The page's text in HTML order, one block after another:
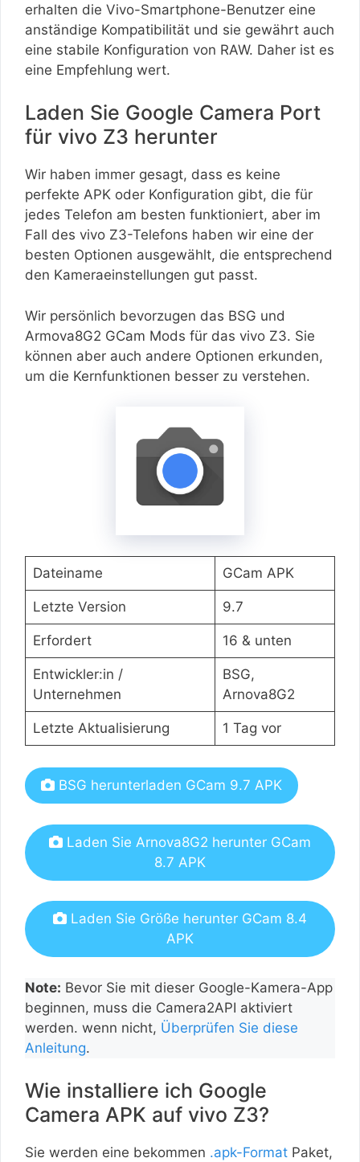
erhalten die Vivo-Smartphone-Benutzer eine
anständige Kompatibilität und sie gewährt auch
eine stabile Konfiguration von RAW. Daher ist es
eine Empfehlung wert.
Laden Sie Google Camera Port
für vivo Z3 herunter
Wir haben immer gesagt, dass es keine
perfekte APK oder Konfiguration gibt, die für
jedes Telefon am besten funktioniert, aber im
Fall des vivo Z3-Telefons haben wir eine der
besten Optionen ausgewählt, die entsprechend
den Kameraeinstellungen gut passt.
Wir persönlich bevorzugen das BSG und
Armova8G2 GCam Mods für das vivo Z3. Sie
können aber auch andere Optionen erkunden,
um die Kernfunktionen besser zu verstehen.
Dateiname GCam APK
Letzte Version 9.7
Erfordert 16 & unten
Entwickler:in /
Unternehmen
BSG,
Arnova8G2
Letzte Aktualisierung 1 Tag vor
BSG herunterladen GCam 9.7 APK
Laden Sie Arnova8G2 herunter GCam
8.7 APK
Laden Sie Größe herunter GCam 8.4
APK
Note: Bevor Sie mit dieser Google-Kamera-App
beginnen, muss die Camera2API aktiviert
werden. wenn nicht, Überprüfen Sie diese
Anleitung.
Wie installiere ich Google
Camera APK auf vivo Z3?
Sie werden eine bekommen .apk-Format Paket,